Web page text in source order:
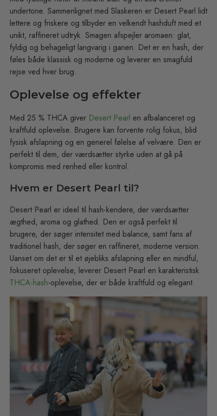
undertone. Sammenlignet med Slaskeren er Desert Pearl lidt
lettere og friskere og tilbyder en velkendt hashduft med et
unikt, raffineret udtryk. Smagen afspejler aromaen: glat,
fyldig og behageligt langvarig i ganen. Det er en hash, der
føles både klassisk og moderne og leverer en smagfuld
rejse ved hver brug.
Oplevelse og effekter
Med 25 % THCA giver Desert Pearl en afbalanceret og
kraftfuld oplevelse. Brugere kan forvente rolig fokus, blid
fysisk afslapning og en generel følelse af velvære. Den er
perfekt til dem, der værdsætter styrke uden at gå på
kompromis med renhed eller kontrol.
Hvem er Desert Pearl til?
Desert Pearl er ideel til hash-kendere, der værdsætter
ægthed, aroma og glathed. Den er også perfekt til
brugere, der søger intensitet med balance, samt fans af
traditionel hash, der søger en raffineret, moderne version.
Uanset om det er til et øjebliks afslapning eller en mindful,
fokuseret oplevelse, leverer Desert Pearl en karakteristisk
THCA-hash-oplevelse, der er både kraftfuld og elegant.